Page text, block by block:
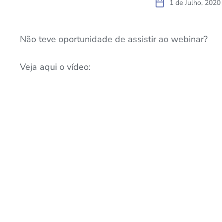
1 de Julho, 2020
Não teve oportunidade de assistir ao webinar?
Veja aqui o vídeo: